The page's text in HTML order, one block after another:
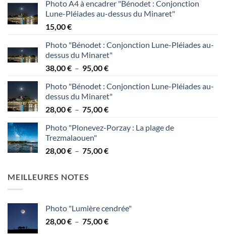
Photo A4 à encadrer "Bénodet : Conjonction
Lune-Pléiades au-dessus du Minaret"
15,00€
Photo "Bénodet : Conjonction Lune-Pléiades au-
dessus du Minaret"
38,00€ – 95,00€Plage
prix :
38,00 €
à
Photo "Bénodet : Conjonction Lune-Pléiades au-
dessus du Minaret"
28,00€ – 75,00€Plage
prix :
à
Photo "Plonevez-Porzay : La plage de
Trezmalaouen"
28,00€ – 75,00€Plage
MEILLEURES NOTES
Photo "Lumière cendrée"
28,00€ – 75,00€Plage